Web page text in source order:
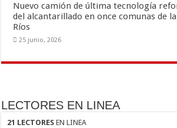
Nuevo camión de última tecnología
del alcantarillado en once comunas de
Ríos
25 junio, 2026
LECTORES EN LINEA
21 LECTORES EN LINEA